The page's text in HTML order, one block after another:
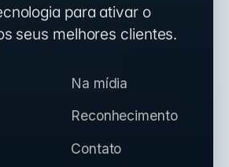
para ativar o
seus melhores clientes.
Na mídia
Reconhecimento
Contato